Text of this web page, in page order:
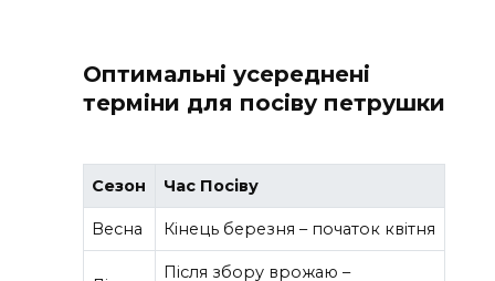
Оптимальні усереднені
терміни для посіву петрушки
Сезон Час Посіву
Весна Кінець березня – початок квітня
Після збору врожаю –